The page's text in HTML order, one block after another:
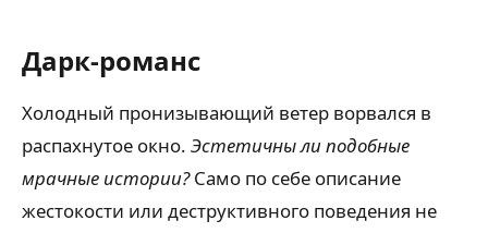
Дарк-романс
Холодный пронизывающий ветер ворвался в
распахнутое окно. Эстетичны ли подобные
мрачные истории?Само по себе описание
жестокости или деструктивного поведения не